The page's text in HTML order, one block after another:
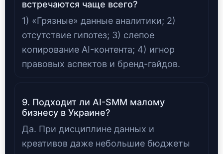
встречаются чаще всего?
1) «Грязные» данные аналитики; 2)
отсутствие гипотез; 3) слепое
копирование AI-контента; 4) игнор
правовых аспектов и бренд-гайдов.
9. Подходит ли AI-SMM малому
бизнесу в Украине?
Да. При дисциплине данных и
креативов даже небольшие бюджеты